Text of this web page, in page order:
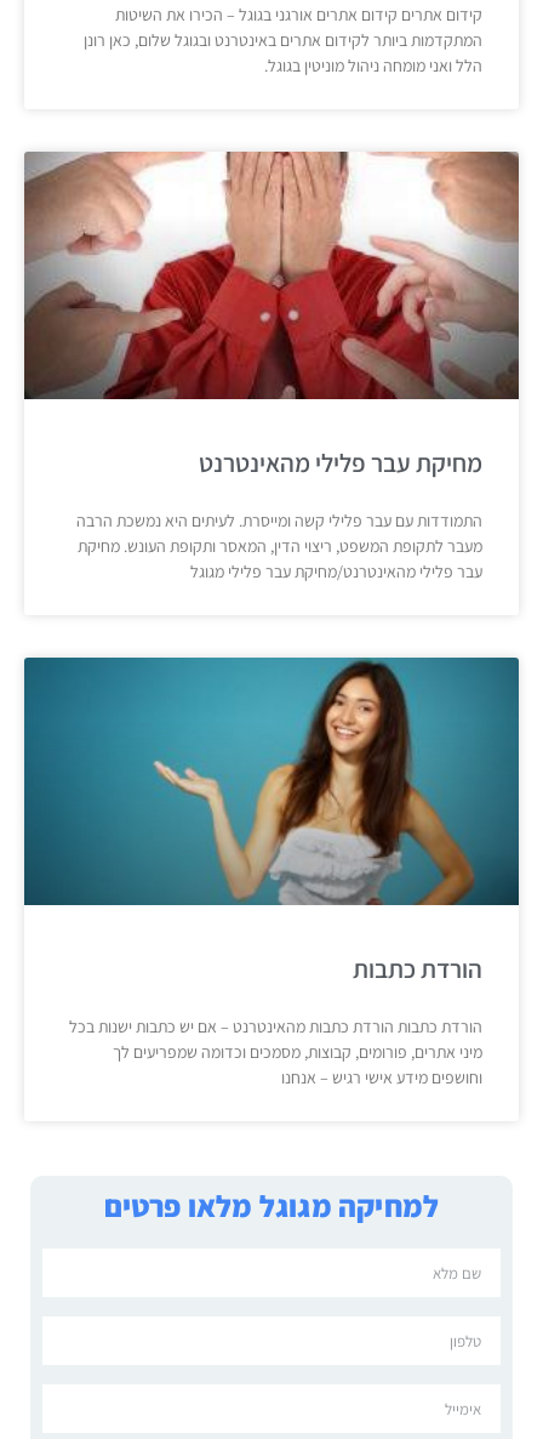
למחיקה מגוגל מלאו פרטים
קידום אתרים קידום אתרים אורגני בגוגל – הכירו את השיטות
המתקדמות ביותר לקידום אתרים באינטרנט ובגוגל שלום, כאן רונן
הלל ואני מומחה ניהול מוניטין בגוגל.
מחיקת עבר פלילי מהאינטרנט
התמודדות עם עבר פלילי קשה ומייסרת. לעיתים היא נמשכת הרבה
מעבר לתקופת המשפט, ריצוי הדין, המאסר ותקופת העונש. מחיקת
עבר פלילי מהאינטרנט/מחיקת עבר פלילי מגוגל
הורדת כתבות
הורדת כתבות הורדת כתבות מהאינטרנט – אם יש כתבות ישנות בכל
מיני אתרים, פורומים, קבוצות, מסמכים וכדומה שמפריעים לך
וחושפים מידע אישי רגיש – אנחנו